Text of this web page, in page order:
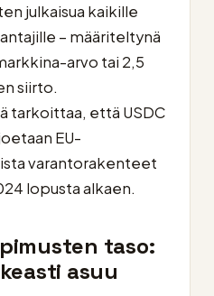
julkaisua kaikille
– määriteltynä
arvo tai 2,5
siirto.
tarkoittaa, että USDC
EU-
varantorakenteet
lopusta alkaen.
taso:
asuu